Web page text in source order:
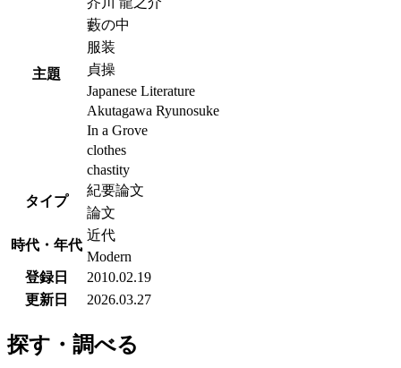
主題
藪の中
服装
貞操
Japanese Literature
Akutagawa Ryunosuke
In a Grove
clothes
chastity
タイプ
紀要論文
論文
時代・年代
近代
Modern
登録日
2010.02.19
更新日
2026.03.27
探す・調べる